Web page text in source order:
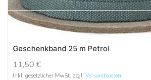
Geschenkband 25 m Petrol
11,50 €
Inkl. gesetzlicher MwSt. zzgl. Versandkosten